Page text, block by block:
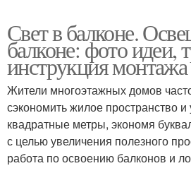
Свет в балконе.
балконе: фото идеи,
инструкция монтажа
Жители многоэтажных домов
сэкономить жилое пространство
квадратные метры, экономя
с целью увеличения полезного
работа по освоению балконов и